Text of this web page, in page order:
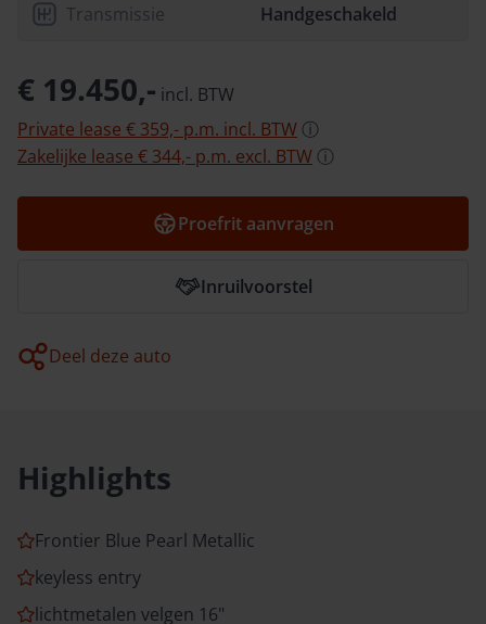
Transmissie
Handgeschakeld
€ 19.450,- incl. BTW
Private lease € 359,- p.m. incl. BTWⓘ
Zakelijke lease € 344,- p.m. excl. BTWⓘ
Proefrit aanvragen
Inruilvoorstel
Deel deze auto
Highlights
Frontier Blue Pearl Metallic
keyless entry
lichtmetalen velgen 16"